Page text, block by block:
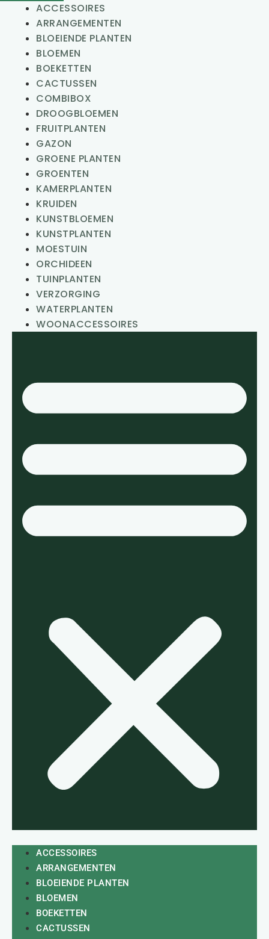
ACCESSOIRES
ARRANGEMENTEN
BLOEIENDE PLANTEN
BLOEMEN
BOEKETTEN
CACTUSSEN
COMBIBOX
DROOGBLOEMEN
FRUITPLANTEN
GAZON
GROENE PLANTEN
GROENTEN
KAMERPLANTEN
KRUIDEN
KUNSTBLOEMEN
KUNSTPLANTEN
MOESTUIN
ORCHIDEEN
TUINPLANTEN
VERZORGING
WATERPLANTEN
WOONACCESSOIRES
ACCESSOIRES
ARRANGEMENTEN
BLOEIENDE PLANTEN
BLOEMEN
BOEKETTEN
CACTUSSEN